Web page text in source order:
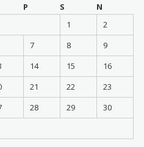
P S
N
1
2
7 8
9
14 15
16
21 22
23
28 29
30